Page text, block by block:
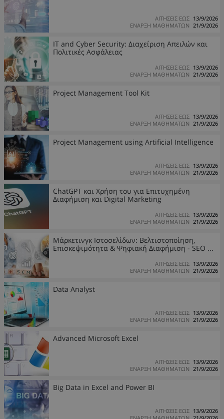
ΑΙΤΗΣΕΙΣ ΕΩΣ 13/9/2026
ΕΝΑΡΞΗ ΜΑΘΗΜΑΤΩΝ 21/9/2026
IT and Cyber Security: Διαχείριση Απειλών και
Πολιτικές Ασφάλειας
ΑΙΤΗΣΕΙΣ ΕΩΣ 13/9/2026
ΕΝΑΡΞΗ ΜΑΘΗΜΑΤΩΝ 21/9/2026
Project Management Tool Kit
ΑΙΤΗΣΕΙΣ ΕΩΣ 13/9/2026
ΕΝΑΡΞΗ ΜΑΘΗΜΑΤΩΝ 21/9/2026
Project Management using Artificial Intelligence
ΑΙΤΗΣΕΙΣ ΕΩΣ 13/9/2026
ΕΝΑΡΞΗ ΜΑΘΗΜΑΤΩΝ 21/9/2026
ChatGPT και Χρήση του για Επιτυχημένη
Διαφήμιση και Digital Marketing
ΑΙΤΗΣΕΙΣ ΕΩΣ 13/9/2026
ΕΝΑΡΞΗ ΜΑΘΗΜΑΤΩΝ 21/9/2026
Μάρκετινγκ Ιστοσελίδων: Βελτιστοποίηση,
Επισκεψιμότητα & Ψηφιακή Διαφήμιση - SEO ...
ΑΙΤΗΣΕΙΣ ΕΩΣ 13/9/2026
ΕΝΑΡΞΗ ΜΑΘΗΜΑΤΩΝ 21/9/2026
Data Analyst
ΑΙΤΗΣΕΙΣ ΕΩΣ 13/9/2026
ΕΝΑΡΞΗ ΜΑΘΗΜΑΤΩΝ 21/9/2026
Advanced Microsoft Excel
ΑΙΤΗΣΕΙΣ ΕΩΣ 13/9/2026
ΕΝΑΡΞΗ ΜΑΘΗΜΑΤΩΝ 21/9/2026
Big Data in Excel and Power BI
ΑΙΤΗΣΕΙΣ ΕΩΣ 13/9/2026